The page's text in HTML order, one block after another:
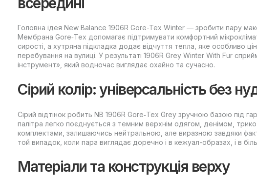
Головна ідея New Balance 1906R Gore-Tex Winter — зробити пару
Мембрана Gore‑Tex допомагає підтримувати комфортний
сирості, а хутряна підкладка додає відчуття тепла, яке особливо
перебування на вулиці. У результаті 1906R Grey Winter With Fur
інструмент», який водночас виглядає охайно та сучасно.
Сірий колір: універсальність без
Сірий відтінок робить NB 1906R Gore‑Tex Grey зручною базою під
палітра легко поєднується з темним верхнім одягом, денімом,
комплектами, залишаючись нейтральною, але виразною завдяки
той випадок, коли пара виглядає доречно і в кежуал-образах, і в
Матеріали та конструкція верху